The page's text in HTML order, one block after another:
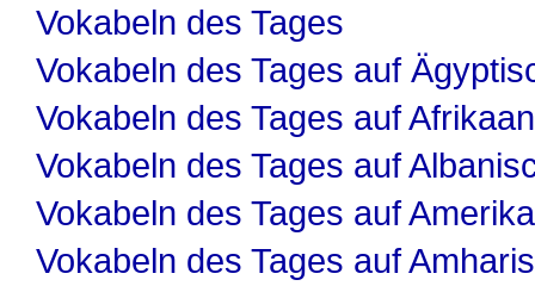
Vokabeln des Tages
Vokabeln des Tages auf
Vokabeln des Tages auf
Vokabeln des Tages auf
Vokabeln des Tages auf
Vokabeln des Tages auf